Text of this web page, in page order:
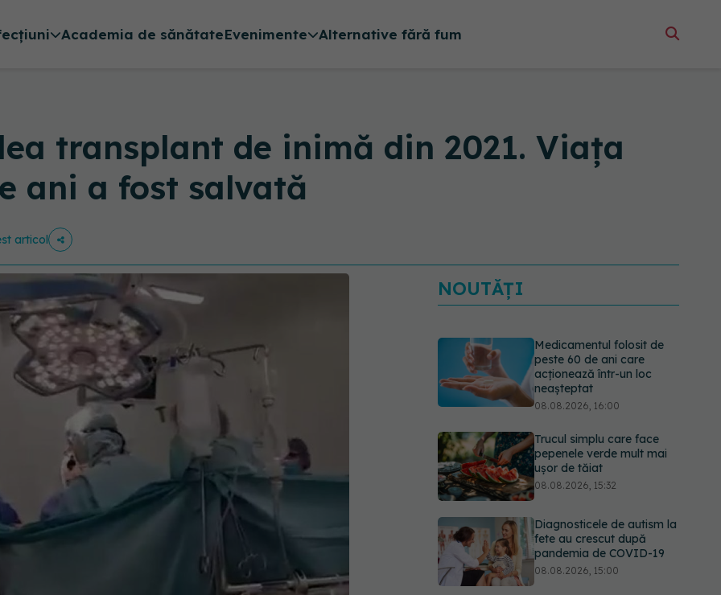
Academia de sănătateEvenimente Alternative fără fum
transplant de inimă din 2021. Viața
ani a fost salvată
articol
NOUTĂȚI
Medicamentul folosit de
peste 60 de ani care
acționează într-un loc
neașteptat
08.08.2026, 16:00
Trucul simplu care face
pepenele verde mult mai
ușor de tăiat
08.08.2026, 15:32
Diagnosticele de autism la
fete au crescut după
pandemia de COVID-19
08.08.2026, 15:00